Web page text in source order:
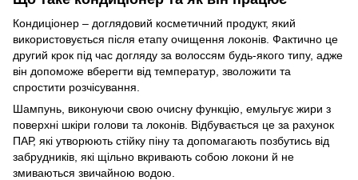
Кондиціонер – доглядовий косметичний продукт, який
використовується після етапу очищення локонів. Фактично це
другий крок під час догляду за волоссям будь-якого типу, адже
він допоможе вберегти від температур, зволожити та
спростити розчісування.
Шампунь, виконуючи свою очисну функцію, емульгує жири з
поверхні шкіри голови та локонів. Відбувається це за рахунок
ПАР, які утворюють стійку піну та допомагають позбутись від
забрудників, які щільно вкривають собою локони й не
змиваються звичайною водою.